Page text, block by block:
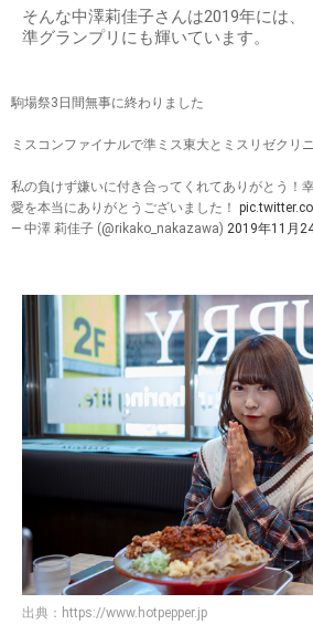
そんな中澤莉佳子さんは2019年には、
準グランプリにも輝いています。
駒場祭3日間無事に終わりました
ミスコンファイナルで準ミス東大とミスリゼクリ
私の負けず嫌いに付き合ってくれてありがとう！
愛を本当にありがとうございました！
— 中澤 莉佳子 (@rikako_nakazawa) 2019年11月
出典： https://www.hotpepper.jp